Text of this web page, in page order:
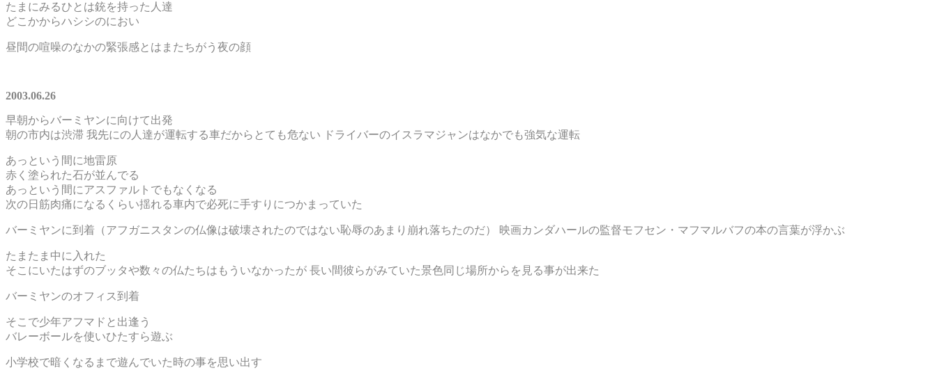
たまにみるひとは銃を持った人達
どこかからハシシのにおい
昼間の喧噪のなかの緊張感とはまたちがう夜の顔
2003.06.26
早朝からバーミヤンに向けて出発
朝の市内は渋滞 我先にの人達が運転する車だからとても危ない ドライバーのイスラマジャンはなかでも強気な運転
あっという間に地雷原
赤く塗られた石が並んでる
あっという間にアスファルトでもなくなる
次の日筋肉痛になるくらい揺れる車内で必死に手すりにつかまっていた
バーミヤンに到着（アフガニスタンの仏像は破壊されたのではない恥辱のあまり崩れ落ちたのだ） 映画カンダハールの監督モフセン・マフマルバフの本の言葉が浮かぶ
たまたま中に入れた
そこにいたはずのブッタや数々の仏たちはもういなかったが 長い間彼らがみていた景色同じ場所からを見る事が出来た
バーミヤンのオフィス到着
そこで少年アフマドと出逢う
バレーボールを使いひたすら遊ぶ
小学校で暗くなるまで遊んでいた時の事を思い出す